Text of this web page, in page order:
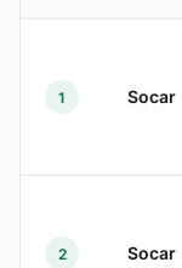
1 Socar
2 Socar